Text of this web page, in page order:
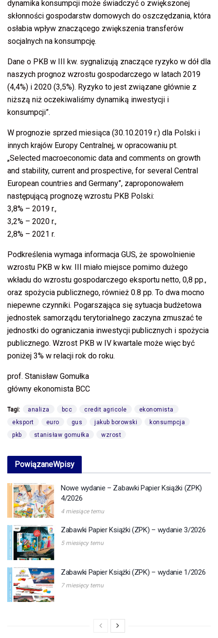
dynamika konsumpcji może świadczyć o zwiększonej
skłonności gospodarstw domowych do oszczędzania, która
osłabia wpływ znaczącego zwiększenia transferów
socjalnych na konsumpcję.
Dane o PKB w III kw. sygnalizują znaczące ryzyko w dół dla
naszych prognoz wzrostu gospodarczego w latach 2019
(4,4%) i 2020 (3,5%). Ryzyko to jest związane głównie z
niższą niż oczekiwaliśmy dynamiką inwestycji i
konsumpcji”.
W prognozie sprzed miesiąca (30.10.2019 r.) dla Polski i
innych krajów Europy Centralnej, w opracowaniu pt.
„Selected macroeconomic data and comments on growth
and stability, current and prospective, for several Central
European countries and Germany”, zaproponowałem
następującą prognozę wzrostu PKB Polski:
3,8% – 2019 r.,
3,2% – 2020 r.,
2,8% – 2021 r.
Podkreślenia wymaga informacja GUS, że spowolnienie
wzrostu PKB w kw. III miało miejsce pomimo dużego
wkładu do wzrostu gospodarczego eksportu netto, 0,8 pp.,
oraz spożycia publicznego, również 0.8 pp. To dwa mocno
niepewne czynniki. Pogarszająca się sytuacja budżetowa
jednostek samorządu terytorialnego zaczyna zmuszać te
jednostki do ograniczania inwestycji publicznych i spożycia
publicznego. Wzrost PKB w IV kwartale może więc być
poniżej 3% w relacji rok do roku.
prof. Stanisław Gomułka
główny ekonomista BCC
Tagi: analiza bcc credit agricole
ekonomista
eksport
euro gus jakub borowski
konsumpcja
pkb
stanisław gomułka wzrost
PowiązaneWpisy
Nowe wydanie – Zabawki Papier Książki (ZPK)
4/2026
4 miesiące temu
Zabawki Papier Książki (ZPK) – wydanie 3/2026
5 miesięcy temu
Zabawki Papier Książki (ZPK) – wydanie 1/2026
7 miesięcy temu